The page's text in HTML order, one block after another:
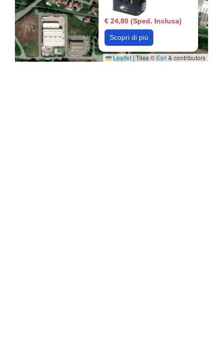
€ 24,80 (Sped. Inclusa)
Scopri di più
Leaflet| Tiles © Esri & contributors